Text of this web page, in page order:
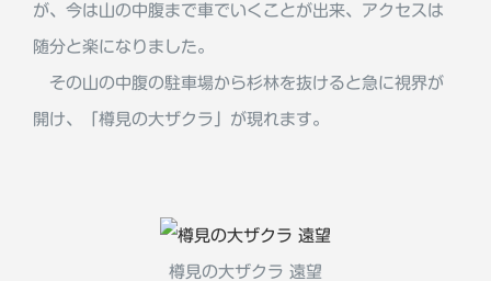
が、今は山の中腹まで車でいくことが出来、アクセスは
随分と楽になりました。
その山の中腹の駐車場から杉林を抜けると急に視界が
開け、「樽見の大ザクラ」が現れます。
樽見の大ザクラ 遠望